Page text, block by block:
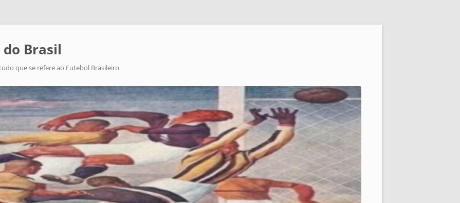
Brasil
que se refere ao Futebol Brasileiro